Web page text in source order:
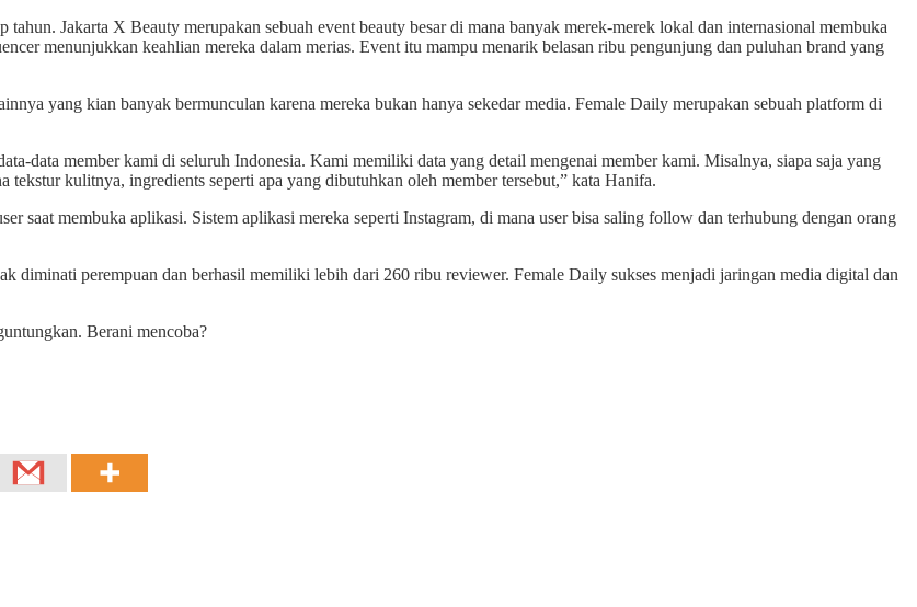
Jakarta X Beauty merupakan sebuah event beauty besar di mana banyak merek-merek lokal dan internasional membuka
menunjukkan keahlian mereka dalam merias. Event itu mampu menarik belasan ribu pengunjung dan puluhan brand yang
yang kian banyak bermunculan karena mereka bukan hanya sekedar media. Female Daily merupakan sebuah platform di
data member kami di seluruh Indonesia. Kami memiliki data yang detail mengenai member kami. Misalnya, siapa saja yang
kulitnya, ingredients seperti apa yang dibutuhkan oleh member tersebut,” kata Hanifa.
saat membuka aplikasi. Sistem aplikasi mereka seperti Instagram, di mana user bisa saling follow dan terhubung dengan orang
diminati perempuan dan berhasil memiliki lebih dari 260 ribu reviewer. Female Daily sukses menjadi jaringan media digital dan
Berani mencoba?